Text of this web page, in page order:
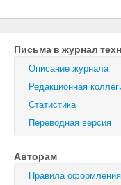
Журнал
Письма в
Физика твердого
Физика и
Оптика и
Письма в журнал
Описание журнала
Редакционная
Статистика
Переводная версия
Авторам
Правила